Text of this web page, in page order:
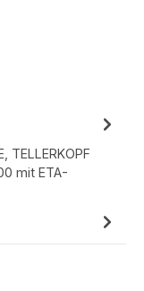
TELLERKOPF
mit ETA-